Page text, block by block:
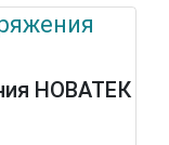
НОВАТЕК